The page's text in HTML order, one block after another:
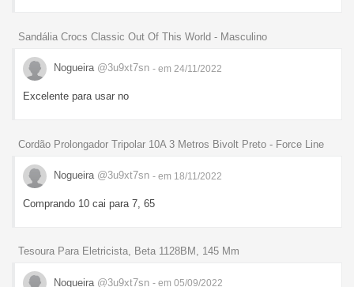
Sandália Crocs Classic Out Of This World - Masculino
Nogueira @3u9xt7sn - em 24/11/2022
Excelente para usar no
Cordão Prolongador Tripolar 10A 3 Metros Bivolt Preto - Force Line
Nogueira @3u9xt7sn - em 18/11/2022
Comprando 10 cai para 7, 65
Tesoura Para Eletricista, Beta 1128BM, 145 Mm
Nogueira @3u9xt7sn - em 05/09/2022